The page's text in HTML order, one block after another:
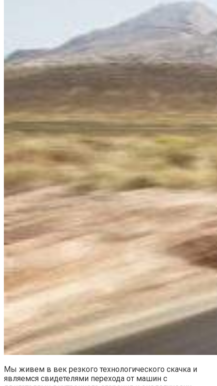
Мы живем в век резкого технологического скачка и
являемся свидетелями перехода от машин с